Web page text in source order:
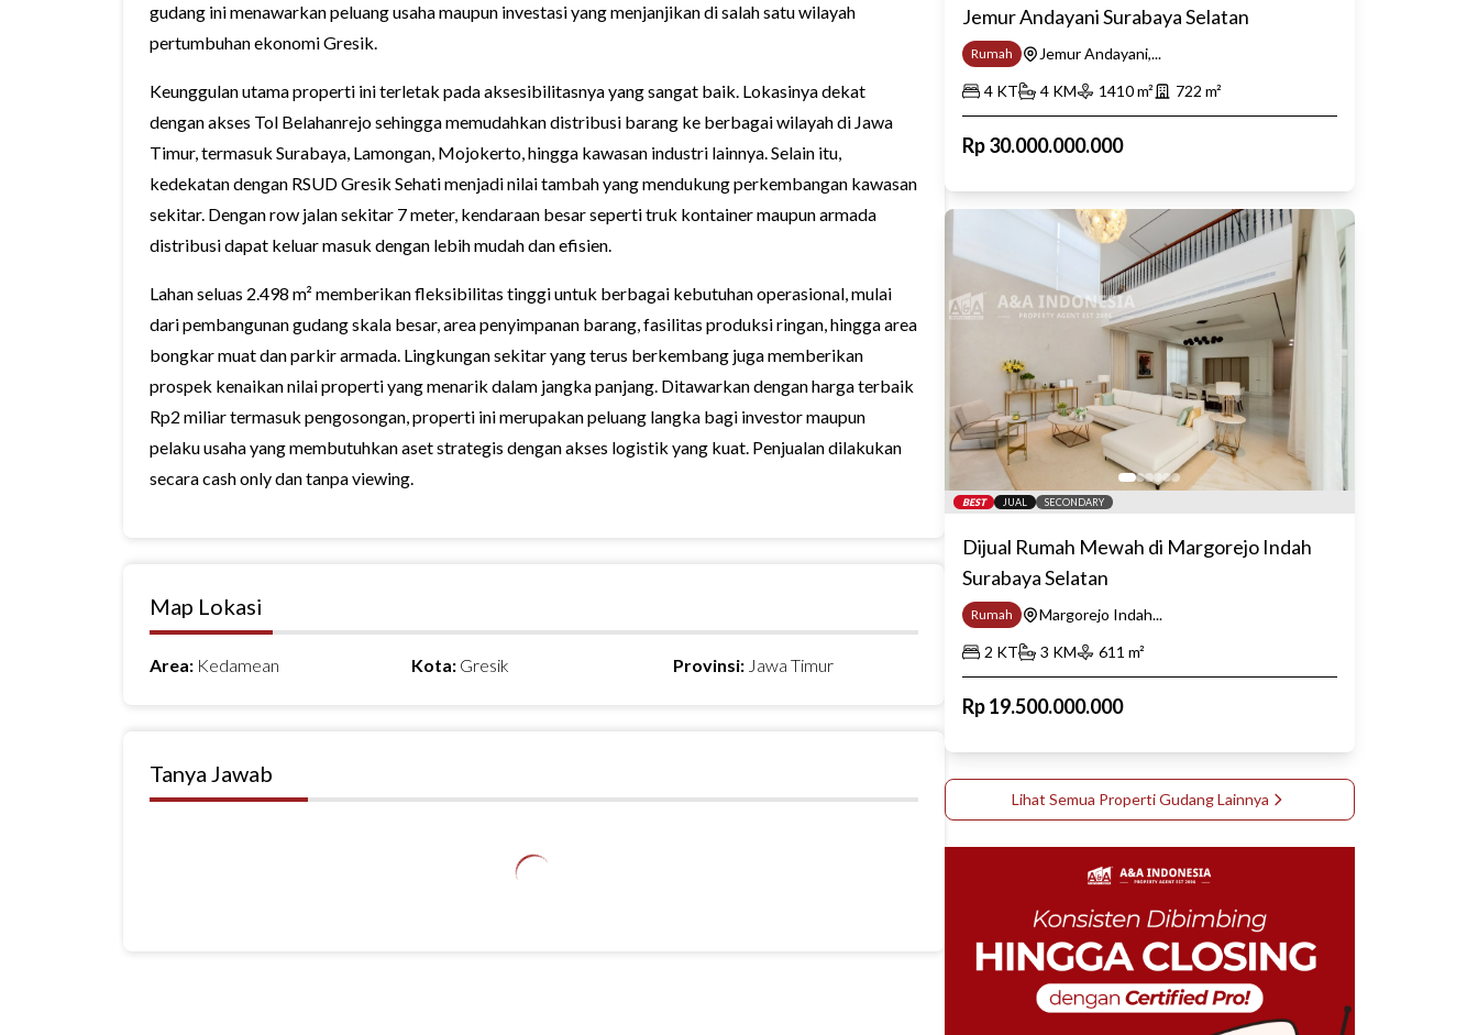
gudang ini menawarkan peluang usaha maupun investasi yang menjanjikan di salah satu wilayah
pertumbuhan ekonomi Gresik.
Keunggulan utama properti ini terletak pada aksesibilitasnya yang sangat baik. Lokasinya dekat
dengan akses Tol Belahanrejo sehingga memudahkan distribusi barang ke berbagai wilayah di Jawa
Timur, termasuk Surabaya, Lamongan, Mojokerto, hingga kawasan industri lainnya. Selain itu,
kedekatan dengan RSUD Gresik Sehati menjadi nilai tambah yang mendukung perkembangan kawasan
sekitar. Dengan row jalan sekitar 7 meter, kendaraan besar seperti truk kontainer maupun armada
distribusi dapat keluar masuk dengan lebih mudah dan efisien.
Lahan seluas 2.498 m² memberikan fleksibilitas tinggi untuk berbagai kebutuhan operasional, mulai
dari pembangunan gudang skala besar, area penyimpanan barang, fasilitas produksi ringan, hingga area
bongkar muat dan parkir armada. Lingkungan sekitar yang terus berkembang juga memberikan
prospek kenaikan nilai properti yang menarik dalam jangka panjang. Ditawarkan dengan harga terbaik
Rp2 miliar termasuk pengosongan, properti ini merupakan peluang langka bagi investor maupun
pelaku usaha yang membutuhkan aset strategis dengan akses logistik yang kuat. Penjualan dilakukan
secara cash only dan tanpa viewing.
Map Lokasi
Area: Kedamean Kota: Gresik Provinsi: Jawa Timur
Tanya Jawab
Jemur Andayani Surabaya Selatan
Rumah
Jemur Andayani,...
4KT 4KM 1410m² 722 m²
Rp30.000.000.000
BEST JUAL SECONDARY
Dijual Rumah Mewah di Margorejo Indah
Surabaya Selatan
Rumah
Margorejo Indah...
2 KT 3 KM 611 m²
Rp19.500.000.000
Lihat Semua PropertiGudangLainnya